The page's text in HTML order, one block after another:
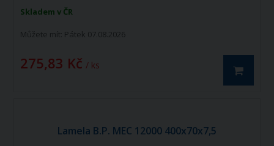
Skladem v ČR
Můžete mít: Pátek 07.08.2026
275,83 Kč / ks
Lamela B.P. MEC 12000 400x70x7,5